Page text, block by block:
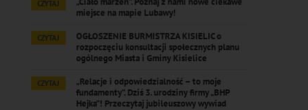
CZYTAJ
miejsce na mapie Lubawy!
CZYTAJ
OGŁOSZENIE BURMISTRZA KISIELIC o
rozpoczęciu konsultacji społecznych planu
ogólnego Miasta i Gminy Kisielice
CZYTAJ
„Relacje i odpowiedzialność – to moje
fundamenty”. Dziś 3. urodziny firmy „BHP
Hejka”! Przeczytaj jubileuszowy wywiad